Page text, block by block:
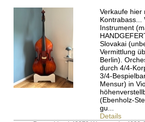
Verkaufe hier
Kontrabass...
Instrument
Slovakai
Vermittlung
Berlin).
durch 4/4-
3/4-
Mensur) in
(Ebenholz-
gu...
Details